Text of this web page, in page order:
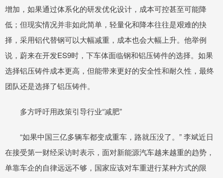
增加，如果通过体系化的研发优化设计，成本可控甚至可能降
低；但现实情况并非如此简单，轻量化和降本往往是艰难的抉
择，采用铝代替钢可以大幅减重，成本也会大幅上升。他举例
说，蔚来在开发ES9时，下车体面临钢和铝压铸件的选择。如果
选择铝压铸件成本更高，但能带来更好的安全性和耐久性，最终
团队还是选择了铝压铸件。
多方呼吁用政策引导行业“减肥”
“如果中国三亿多辆车都变成重车，路就压没了。” 李斌近日
在接受第一财经采访时表示，面对新能源汽车越来越重的趋势，
单靠车企的自律远远不够，国家应该对车重进行某种方式的限